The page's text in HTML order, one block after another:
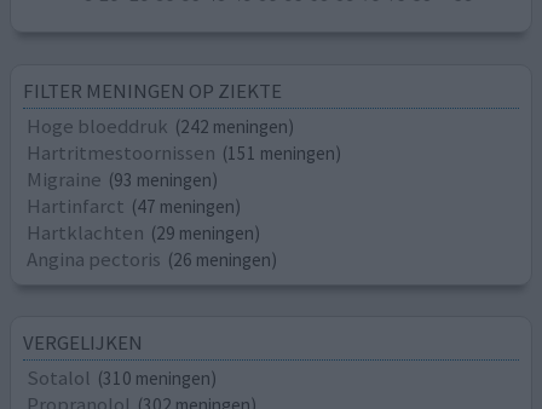
FILTER MENINGEN OP ZIEKTE
Hoge bloeddruk (242 meningen)
Hartritmestoornissen (151 meningen)
Migraine (93 meningen)
Hartinfarct (47 meningen)
Hartklachten (29 meningen)
Angina pectoris (26 meningen)
VERGELIJKEN
Sotalol (310 meningen)